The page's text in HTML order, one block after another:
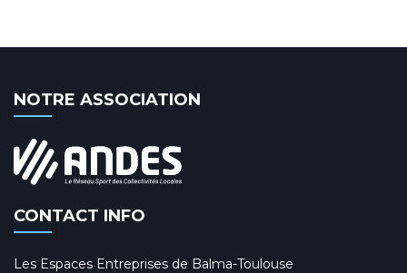
NOTRE ASSOCIATION
CONTACT INFO
Les Espaces Entreprises de Balma-Toulouse